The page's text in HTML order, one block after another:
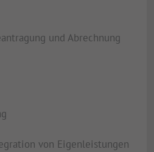
und Abrechnung
von Eigenleistungen